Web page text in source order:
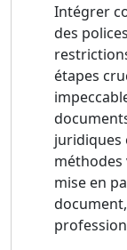
Intégrer
des
étapes
juridiques
méthodes
mise en